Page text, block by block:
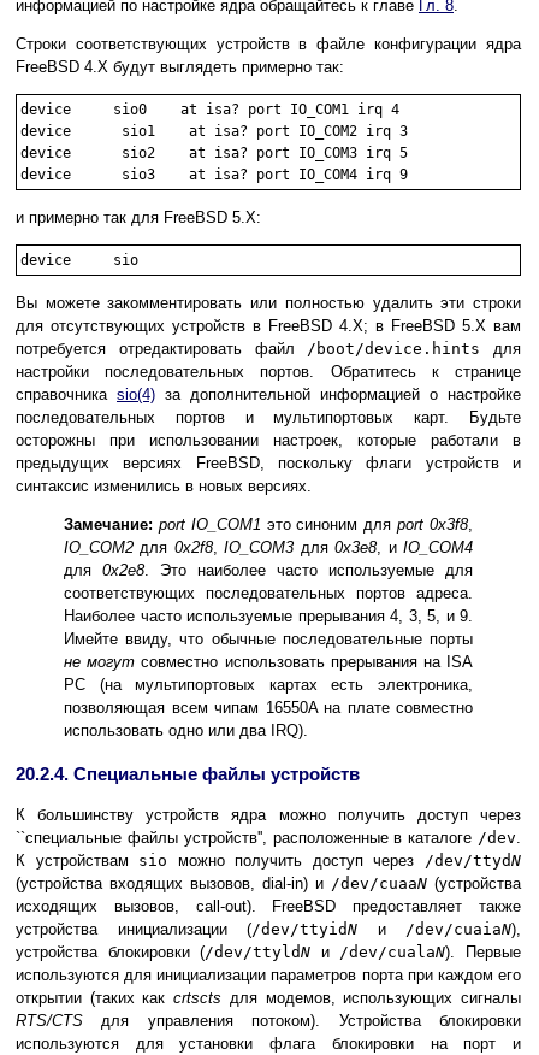
информацией по настройке ядра обращайтесь к главе Гл. 8.
Строки соответствующих устройств в файле конфигурации ядра
FreeBSD 4.X будут выглядеть примерно так:
device     sio0    at isa? port IO_COM1 irq 4
device      sio1    at isa? port IO_COM2 irq 3
device      sio2    at isa? port IO_COM3 irq 5
и примерно так для FreeBSD 5.X:
Вы можете закомментировать или полностью удалить эти строки
для отсутствующих устройств в FreeBSD 4.X; в FreeBSD 5.X вам
потребуется отредактировать файл /boot/device.hints для
настройки последовательных портов. Обратитесь к странице
справочника sio(4) за дополнительной информацией о настройке
последовательных портов и мультипортовых карт. Будьте
осторожны при использовании настроек, которые работали в
предыдущих версиях FreeBSD, поскольку флаги устройств и
синтаксис изменились в новых версиях.
Замечание: port IO_COM1 это синоним дляport 0x3f8,
IO_COM2 для 0x2f8,IO_COM3 для0x3e8, иIO_COM4
для 0x2e8. Это наиболее часто используемые для
соответствующих последовательных портов адреса.
Наиболее часто используемые прерывания 4, 3, 5, и 9.
Имейте ввиду, что обычные последовательные порты
не могут совместно использовать прерывания на ISA
PC (на мультипортовых картах есть электроника,
позволяющая всем чипам 16550A на плате совместно
использовать одно или два IRQ).
20.2.4. Специальные файлы устройств
К большинству устройств ядра можно получить доступ через
``специальные файлы устройств'', расположенные в каталоге /dev.
К устройствам sio можно получить доступ через /dev/ttydN
(устройства входящих вызовов, dial-in) и /dev/cuaaN (устройства
исходящих вызовов, call-out). FreeBSD предоставляет также
устройства инициализации (/dev/ttyidN и /dev/cuaiaN),
устройства блокировки (/dev/ttyldN и /dev/cualaN). Первые
используются для инициализации параметров порта при каждом его
открытии (таких какcrtscts для модемов, использующих сигналы
RTS/CTS для управления потоком). Устройства блокировки
используются для установки флага блокировки на порт и